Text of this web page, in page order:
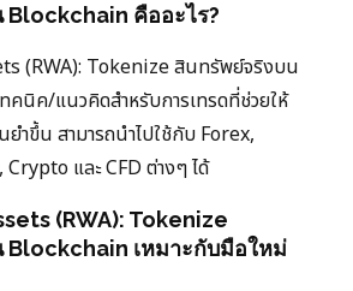
Blockchain คืออะไร?
(RWA): Tokenize สินทรัพย์จริงบน
คนิค/แนวคิดสำหรับการเทรดที่ช่วยให้
ยำขึ้น สามารถนำไปใช้กับ Forex,
และ CFD ต่างๆ ได้
(RWA): Tokenize
Blockchain เหมาะกับมือใหม่